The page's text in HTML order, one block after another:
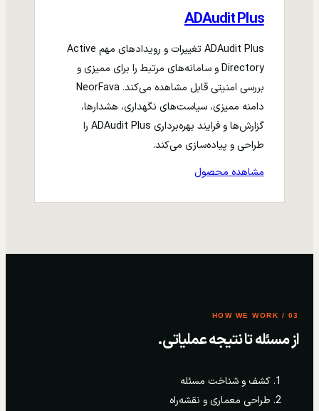
ADAudit Plus
ADAudit Plus تغییرات و رویدادهای مهم Active
Directory و سامانه‌های مرتبط را برای ممیزی و
بررسی امنیتی قابل مشاهده می‌کند. NeorFava
دامنه ممیزی، سیاست‌های نگهداری، هشدارها،
گزارش‌ها و فرایند بهره‌برداری ADAudit Plus را
طراحی و پیاده‌سازی می‌کند.
مشاهده محصول
03 / HOW WE WORK
از مسئله تا نتیجه عملیاتی.
کشف و شناخت مسئله
طراحی معماری و نقشه‌راه